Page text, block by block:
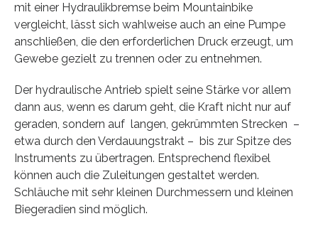
mit einer Hydraulikbremse beim Mountainbike
vergleicht, lässt sich wahlweise auch an eine Pumpe
anschließen, die den erforderlichen Druck erzeugt, um
Gewebe gezielt zu trennen oder zu entnehmen.
Der hydraulische Antrieb spielt seine Stärke vor allem
dann aus, wenn es darum geht, die Kraft nicht nur auf
geraden, sondern auf langen, gekrümmten Strecken –
etwa durch den Verdauungstrakt – bis zur Spitze des
Instruments zu übertragen. Entsprechend flexibel
können auch die Zuleitungen gestaltet werden.
Schläuche mit sehr kleinen Durchmessern und kleinen
Biegeradien sind möglich.